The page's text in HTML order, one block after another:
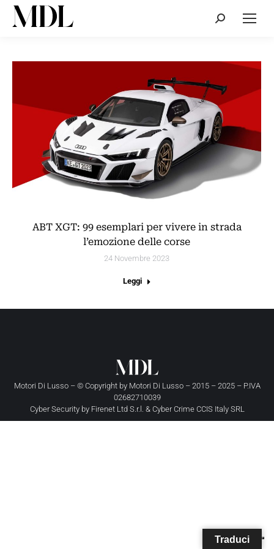
Cerca:
ABT XGT: 99 esemplari per vivere in strada
l’emozione delle corse
24 Novembre 2023
Leggi
Motori Di Lusso – © Copyright by Motori Di Lusso– 2015 – 2025 – P.IVA
02682710039
Cyber Security by Firenet Ltd S.r.l. & Cyber Crime CCIS Italy SRL
Traduci